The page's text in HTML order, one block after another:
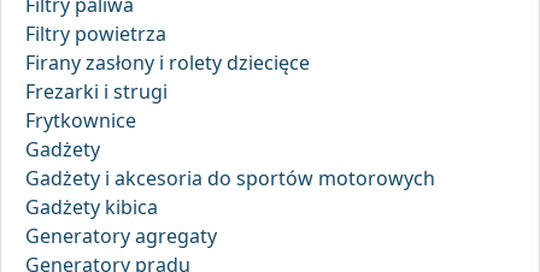
Filtry powietrza
Firany zasłony i rolety dziecięce
Frezarki i strugi
Frytkownice
Gadżety
Gadżety i akcesoria do sportów motorowych
Gadżety kibica
Generatory agregaty
Generatory prądu